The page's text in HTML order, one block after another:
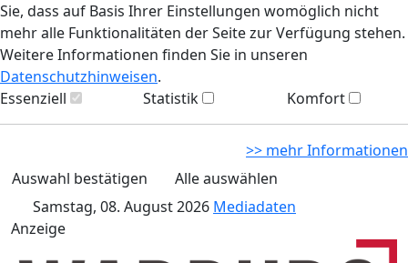
Sie, dass auf Basis Ihrer Einstellungen womöglich nicht
mehr alle Funktionalitäten der Seite zur Verfügung stehen.
Weitere Informationen finden Sie in unseren
Datenschutzhinweisen.
Essenziell
Statistik Komfort
>> mehr Informationen
Auswahl bestätigen
Alle auswählen
Samstag, 08. August 2026 Mediadaten
Anzeige